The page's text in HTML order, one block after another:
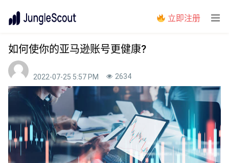
立即注册
如何使你的亚马逊账号更健康?
2022-07-25 5:57 PM 2634